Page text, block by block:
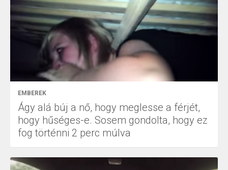
EMBEREK
Ágy alá búj a nő, hogy meglesse a férjét,
hogy hűséges-e. Sosem gondolta, hogy ez
fog történni 2 perc múlva